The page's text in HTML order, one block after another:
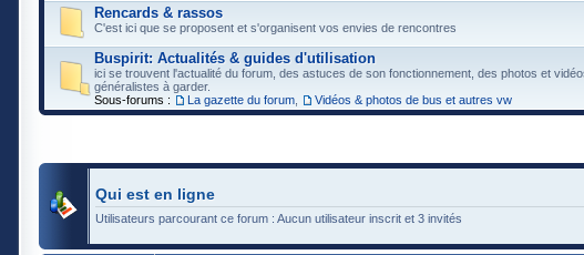
Rencards & rassos
C'est ici que se proposent et s'organisent vos envies de rencontres
Buspirit: Actualités & guides d'utilisation
ici se trouvent l'actualité du forum, des astuces de son fonctionnement, des photos et
généralistes à garder.
Sous-forums :
La gazette du forum Vidéos & photos de bus et autres vw
Qui est en ligne
Utilisateurs parcourant ce forum : Aucun utilisateur inscrit et 3 invités